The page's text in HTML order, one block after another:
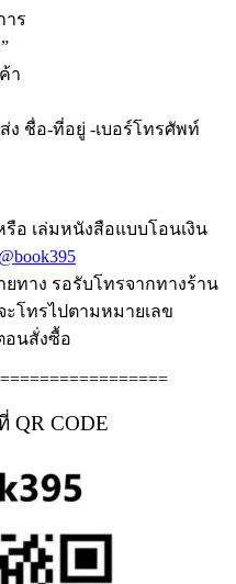
ร
า
ชื่อ-ที่อยู่ -เบอร์โทรศัพท์
อ เล่มหนังสือแบบโอนเงิน
ทาง รอรับโทรจากทางร้าน
ะโทรไปตามหมายเลข
อนสั่งซื้อ
QR CODE